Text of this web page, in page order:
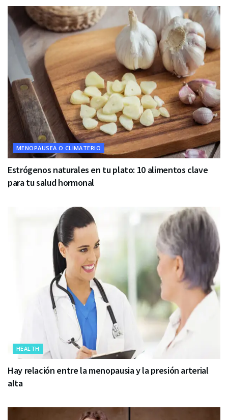
MENOPAUSEA O CLIMATERIO
Estrógenos naturales en tu plato: 10 alimentos clave
para tu salud hormonal
HEALTH
Hay relación entre la menopausia y la presión arterial
alta